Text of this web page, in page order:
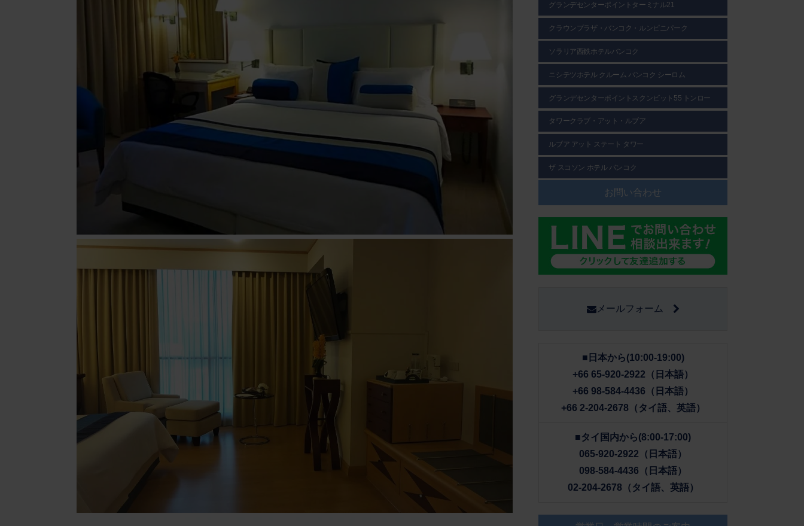
グランデセンターポイントターミナル21
クラウンプラザ・バンコク・ルンピニパーク
ソラリア西鉄ホテルバンコク
ニシテツホテル クルーム バンコク シーロム
グランデセンターポイントスクンビット55 トンロー
タワークラブ・アット・ルブア
ルブア アット ステート タワー
ザ スコソン ホテル バンコク
お問い合わせ
メールフォーム
■日本から(10:00-19:00)
+66 65-920-2922（日本語）
+66 98-584-4436（日本語）
+66 2-204-2678（タイ語、英語）
■タイ国内から(8:00-17:00)
065-920-2922（日本語）
098-584-4436（日本語）
02-204-2678（タイ語、英語）